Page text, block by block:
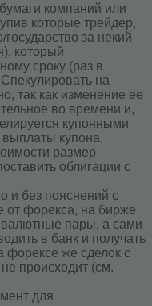
компаний или
которые трейдер,
за некий
который
сроку (раз в
на
так как изменение ее
во времени и,
купонными
купона,
размер
облигации с
и без пояснений с
от форекса, на бирже
пары, а сами
в банк и получать
форексе же сделок с
происходит (см.
для